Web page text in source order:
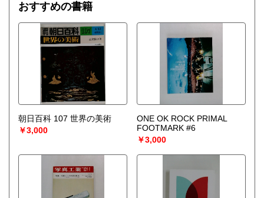
おすすめの書籍
朝日百科 107 世界の美術
￥3,000
ONE OK ROCK PRIMAL
FOOTMARK #6
￥3,000